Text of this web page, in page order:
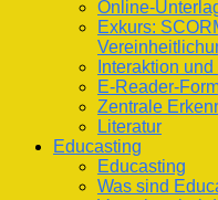
Online-
Exkurs:
Interaktion
E-Reader-
Zentrale
Literatur
Educasting
Educasting
Was sind